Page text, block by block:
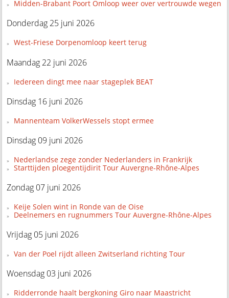
Midden-Brabant Poort Omloop weer over vertrouwde wegen
Donderdag 25 juni 2026
West-Friese Dorpenomloop keert terug
Maandag 22 juni 2026
Iedereen dingt mee naar stageplek BEAT
Dinsdag 16 juni 2026
Mannenteam VolkerWessels stopt ermee
Dinsdag 09 juni 2026
Nederlandse zege zonder Nederlanders in Frankrijk
Starttijden ploegentijdirit Tour Auvergne-Rhône-Alpes
Zondag 07 juni 2026
Keije Solen wint in Ronde van de Oise
Deelnemers en rugnummers Tour Auvergne-Rhône-Alpes
Vrijdag 05 juni 2026
Van der Poel rijdt alleen Zwitserland richting Tour
Woensdag 03 juni 2026
Ridderronde haalt bergkoning Giro naar Maastricht